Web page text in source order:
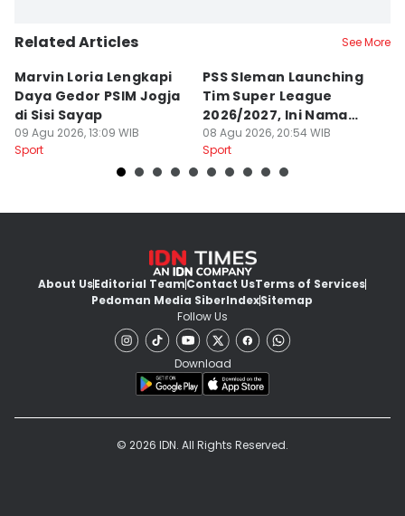
Related Articles See More
Marvin Loria Lengkapi
Daya Gedor PSIM Jogja
di Sisi Sayap
09 Agu 2026, 13:09 WIB
Sport
PSS Sleman Launching
Tim Super League
2026/2027, Ini Nama
Para Pemain
08 Agu 2026, 20:54 WIB
Sport
About UsEditorial TeamContact UsTerms of Services
Pedoman Media SiberIndexSitemap
Follow Us
Download
© 2026 IDN. All Rights Reserved.